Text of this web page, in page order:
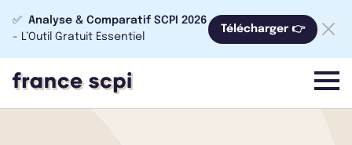
✅ Analyse & Comparatif SCPI 2026
- L’Outil Gratuit Essentiel
Télécharger 👉
menu